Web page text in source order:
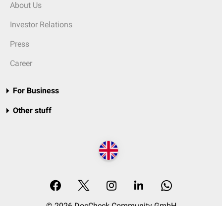
About Us
Investor Relations
Press
Career
For Business
Other stuff